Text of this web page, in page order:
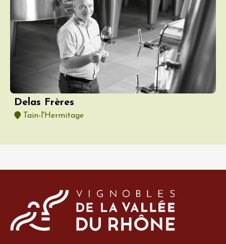
Delas Frères
Tain-l'Hermitage